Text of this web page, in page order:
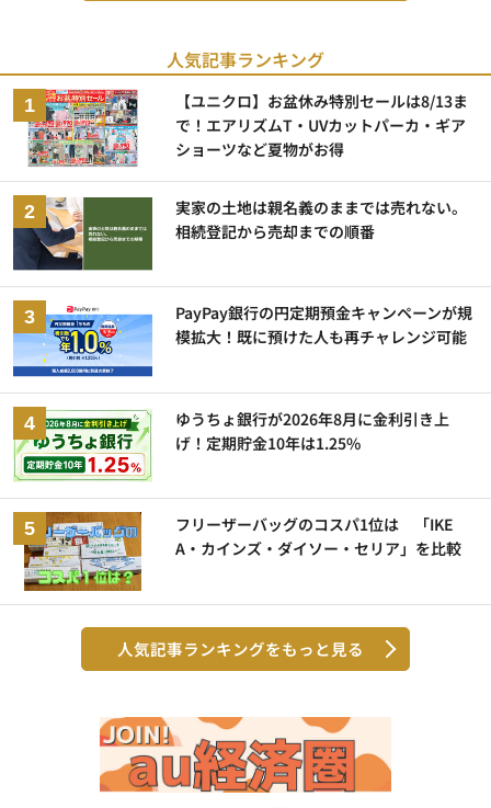
人気記事ランキング
【ユニクロ】お盆休み特別セールは8/13ま
で！エアリズムT・UVカットパーカ・ギア
ショーツなど夏物がお得
実家の土地は親名義のままでは売れない。
相続登記から売却までの順番
PayPay銀行の円定期預金キャンペーンが規
模拡大！既に預けた人も再チャレンジ可能
ゆうちょ銀行が2026年8月に金利引き上
げ！定期貯金10年は1.25%
フリーザーバッグのコスパ1位は 「IKE
A・カインズ・ダイソー・セリア」を比較
人気記事ランキングをもっと見る